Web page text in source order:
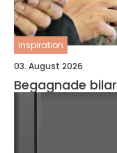
inspiration
03. August 2026
Begagnade bilar